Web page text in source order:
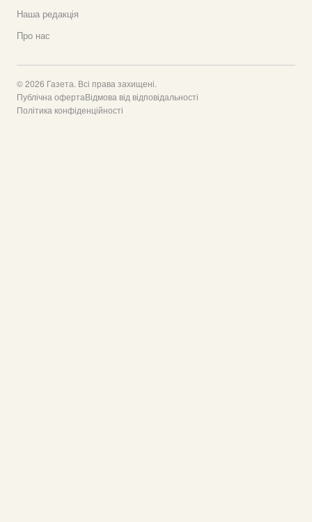
Наша редакція
Про нас
© 2026 Газета. Всі права захищені.
Публічна офертаВідмова від відповідальності
Політика конфіденційності